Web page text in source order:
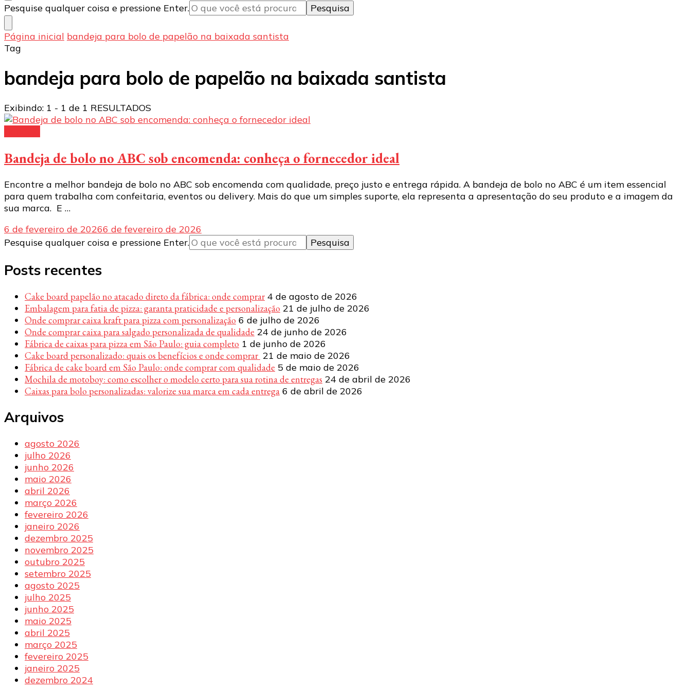
Procurando
algo?
Pesquise qualquer coisa e pressione Enter.
Página inicial bandeja para bolo de papelão na baixada santista
Tag
bandeja para bolo de papelão na baixada santista
Exibindo: 1 - 1 de 1 RESULTADOS
Bandeja de bolo no ABC sob encomenda: conheça o fornecedor ideal
Encontre a melhor bandeja de bolo no ABC sob encomenda com qualidade, preço justo e entrega rápida. A bandeja de bolo no ABC é um item essencial
para quem trabalha com confeitaria, eventos ou delivery. Mais do que um simples suporte, ela representa a apresentação do seu produto e a imagem da
sua marca. E …
6 de fevereiro de 20266 de fevereiro de 2026
Procurando
Pesquise qualquer coisa e pressione Enter.
Posts recentes
Cake board papelão no atacado direto da fábrica: onde comprar 4 de agosto de 2026
Embalagem para fatia de pizza: garanta praticidade e personalização 21 de julho de 2026
Onde comprar caixa kraft para pizza com personalização 6 de julho de 2026
Onde comprar caixa para salgado personalizada de qualidade 24 de junho de 2026
Fábrica de caixas para pizza em São Paulo: guia completo 1 de junho de 2026
Cake board personalizado: quais os benefícios e onde comprar 21 de maio de 2026
Fábrica de cake board em São Paulo: onde comprar com qualidade 5 de maio de 2026
Mochila de motoboy: como escolher o modelo certo para sua rotina de entregas 24 de abril de 2026
Caixas para bolo personalizadas: valorize sua marca em cada entrega 6 de abril de 2026
Arquivos
agosto 2026
julho 2026
junho 2026
maio 2026
abril 2026
março 2026
fevereiro 2026
janeiro 2026
dezembro 2025
novembro 2025
outubro 2025
setembro 2025
agosto 2025
julho 2025
junho 2025
maio 2025
abril 2025
março 2025
fevereiro 2025
janeiro 2025
dezembro 2024